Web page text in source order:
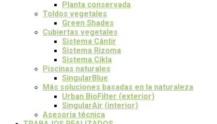
Planta conservada
Toldos vegetales
Green Shades
Cubiertas vegetales
Sistema Cántir
Sistema Rizoma
Sistema Cikla
Piscinas naturales
SingularBlue
Más soluciones basadas en la naturaleza
Urban BioFilter (exterior)
SingularAir (interior)
Asesoria técnica